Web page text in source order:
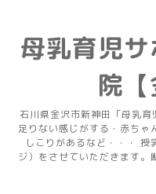
母乳育児
院【
石川県金沢市新神田「母乳
足りない感じがする・赤ちゃ
しこりがあるなど・・・ 授
ジ）をさせていただきます。